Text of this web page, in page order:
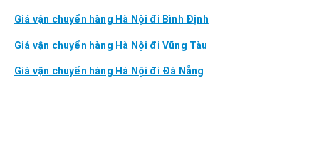
Giá vận chuyển hàng Hà Nội đi Bình Định
Giá vận chuyển hàng Hà Nội đi Vũng Tàu
Giá vận chuyển hàng Hà Nội đi Đà Nẵng